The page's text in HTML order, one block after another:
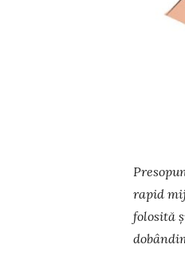
rapid
folosită